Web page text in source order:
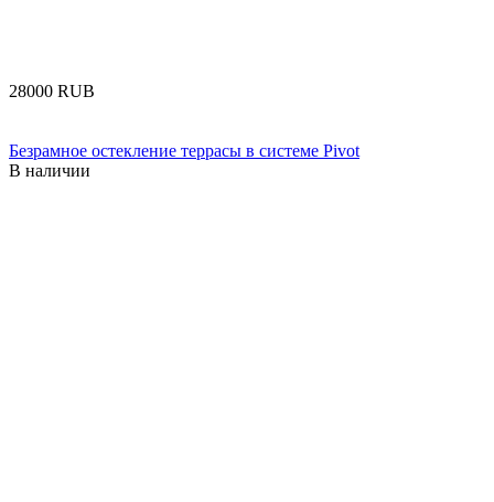
‍28000‍ RUB
Безрамное остекление террасы в системе Pivot
В наличии